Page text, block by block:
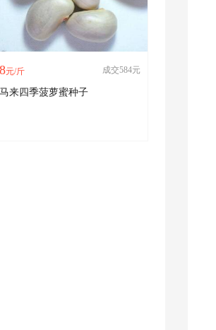
8元/斤 成交584元
马来四季菠萝蜜种子